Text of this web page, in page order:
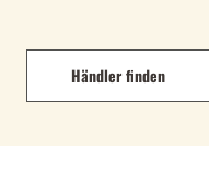
Händler finden